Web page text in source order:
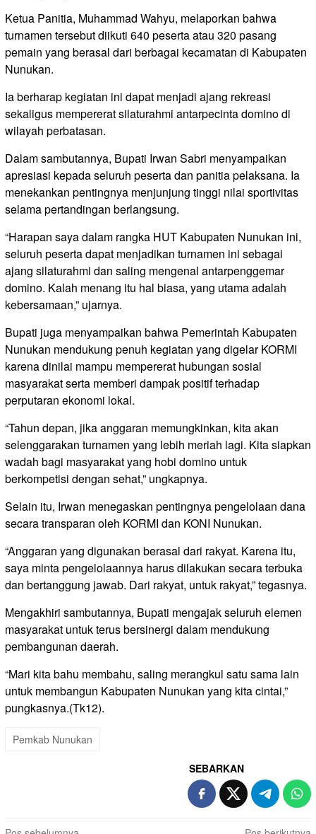
Ketua Panitia, Muhammad Wahyu, melaporkan bahwa
turnamen tersebut diikuti 640 peserta atau 320 pasang
pemain yang berasal dari berbagai kecamatan di Kabupaten
Nunukan.
Ia berharap kegiatan ini dapat menjadi ajang rekreasi
sekaligus mempererat silaturahmi antarpecinta domino di
wilayah perbatasan.
Dalam sambutannya, Bupati Irwan Sabri menyampaikan
apresiasi kepada seluruh peserta dan panitia pelaksana. Ia
menekankan pentingnya menjunjung tinggi nilai sportivitas
selama pertandingan berlangsung.
“Harapan saya dalam rangka HUT Kabupaten Nunukan ini,
seluruh peserta dapat menjadikan turnamen ini sebagai
ajang silaturahmi dan saling mengenal antarpenggemar
domino. Kalah menang itu hal biasa, yang utama adalah
kebersamaan,” ujarnya.
Bupati juga menyampaikan bahwa Pemerintah Kabupaten
Nunukan mendukung penuh kegiatan yang digelar KORMI
karena dinilai mampu mempererat hubungan sosial
masyarakat serta memberi dampak positif terhadap
perputaran ekonomi lokal.
“Tahun depan, jika anggaran memungkinkan, kita akan
selenggarakan turnamen yang lebih meriah lagi. Kita siapkan
wadah bagi masyarakat yang hobi domino untuk
berkompetisi dengan sehat,” ungkapnya.
Selain itu, Irwan menegaskan pentingnya pengelolaan dana
secara transparan oleh KORMI dan KONI Nunukan.
“Anggaran yang digunakan berasal dari rakyat. Karena itu,
saya minta pengelolaannya harus dilakukan secara terbuka
dan bertanggung jawab. Dari rakyat, untuk rakyat,” tegasnya.
Mengakhiri sambutannya, Bupati mengajak seluruh elemen
masyarakat untuk terus bersinergi dalam mendukung
pembangunan daerah.
“Mari kita bahu membahu, saling merangkul satu sama lain
untuk membangun Kabupaten Nunukan yang kita cintai,”
pungkasnya.(Tk12).
Pemkab Nunukan
SEBARKAN